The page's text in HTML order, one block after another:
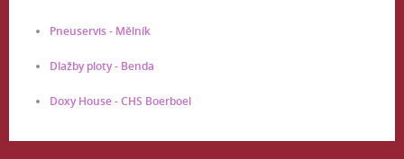
Pneuservis - Mělník
Dlažby ploty - Benda
Doxy House - CHS Boerboel